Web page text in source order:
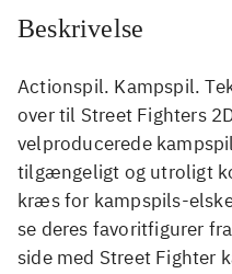
Beskrivelse
Actionspil. Kampspil.
over til Street Fighters
velproducerede
tilgængeligt og utroligt
kræs for kampspils-
se deres favoritfigurer
side med Street Fighter